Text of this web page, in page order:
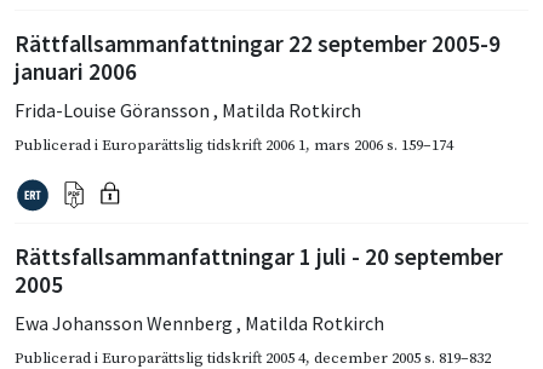
Rättfallsammanfattningar 22 september 2005-9
januari 2006
Frida-Louise Göransson , Matilda Rotkirch
Publicerad iEuroparättslig tidskrift 2006 1, mars 2006s. 159–174
Rättsfallsammanfattningar 1 juli - 20 september
2005
Ewa Johansson Wennberg , Matilda Rotkirch
Publicerad iEuroparättslig tidskrift 2005 4, december 2005s. 819–832